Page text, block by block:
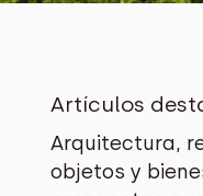
Artículos
Arquitectura,
objetos y